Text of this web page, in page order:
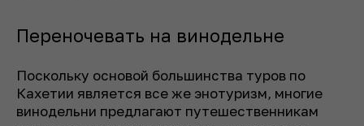
Переночевать на винодельне
Поскольку основой большинства туров по
Кахетии является все же энотуризм, многие
винодельни предлагают путешественникам